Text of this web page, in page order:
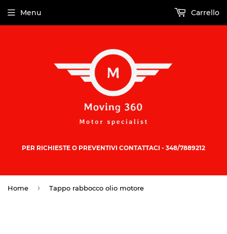
PER RICHIESTE O PREVENTIVI CONTATTACI - 348/7889212
Menu Carrello
Home › Tappo rabbocco olio motore